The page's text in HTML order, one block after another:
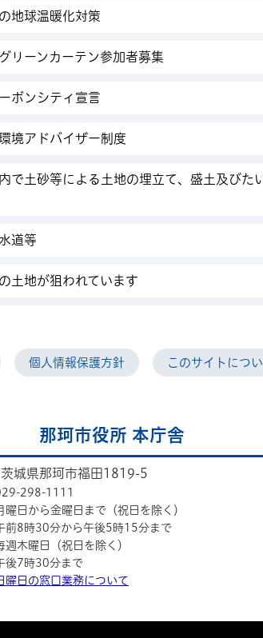
地球温暖化対策
リーンカーテン参加者募集
ボンシティ宣言
境アドバイザー制度
で土砂等による土地の埋立て、盛土及びた
道等
土地が狙われています
個人情報保護方針 このサイトにつ
那珂市役所 本庁舎
城県那珂市福田1819-5
298-1111
曜日から金曜日まで（祝日を除く）
前8時30分から午後5時15分まで
週木曜日（祝日を除く）
後7時30分まで
曜日の窓口業務について